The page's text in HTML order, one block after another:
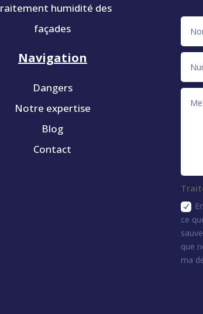
humidité des
façades
Navigation
Dangers
Notre expertise
Blog
Contact
ce
que
ma